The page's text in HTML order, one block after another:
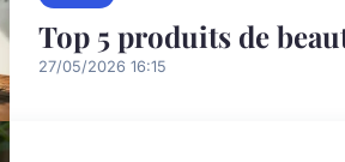
Top 5 produits de
27/05/2026 16:15